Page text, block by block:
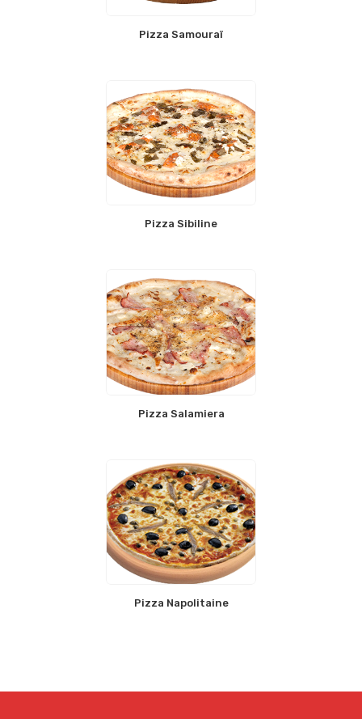
Pizza Samouraï
Pizza Sibiline
Pizza Salamiera
Pizza Napolitaine